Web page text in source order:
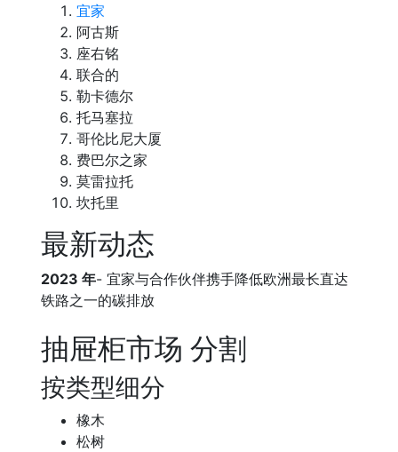
宜家
阿古斯
座右铭
联合的
勒卡德尔
托马塞拉
哥伦比尼大厦
费巴尔之家
莫雷拉托
坎托里
最新动态
2023 年- 宜家与合作伙伴携手降低欧洲最长直达
铁路之一的碳排放
抽屉柜市场 分割
按类型细分
橡木
松树